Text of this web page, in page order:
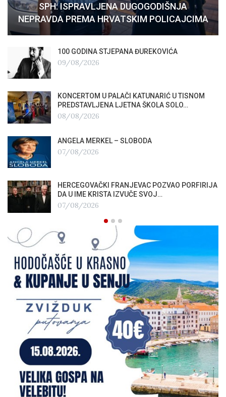
SPH: ISPRAVLJENA DUGOGODIŠNJA
NEPRAVDA PREMA HRVATSKIM POLICAJCIMA
100 GODINA STJEPANA ĐUREKOVIĆA
09/08/2026
KONCERTOM U PALAČI KATUNARIĆ U TISNOM
PREDSTAVLJENA LJETNA ŠKOLA SOLO…
08/08/2026
ANGELA MERKEL – SLOBODA
07/08/2026
HERCEGOVAČKI FRANJEVAC POZVAO PORFIRIJA
DA U IME KRISTA IZVUČE SVOJ…
07/08/2026